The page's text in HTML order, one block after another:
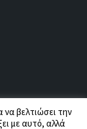
να βελτιώσει την
με αυτό, αλλά